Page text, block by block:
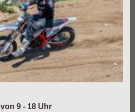
von 9 - 18 Uhr